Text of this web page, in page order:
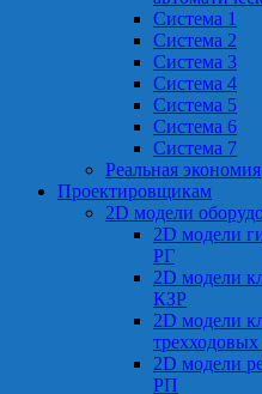
Система 1
Система 2
Система 3
Система 4
Система 5
Система 6
Система 7
Реальная экономия
Проектировщикам
2D модели
2D модели
РГ
2D модели
КЗР
2D модели
2D модели
РП